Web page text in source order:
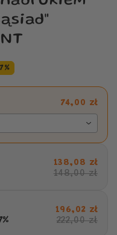
74,00 zł
138,08 zł
148,00 zł
%
196,02 zł
222,00 zł